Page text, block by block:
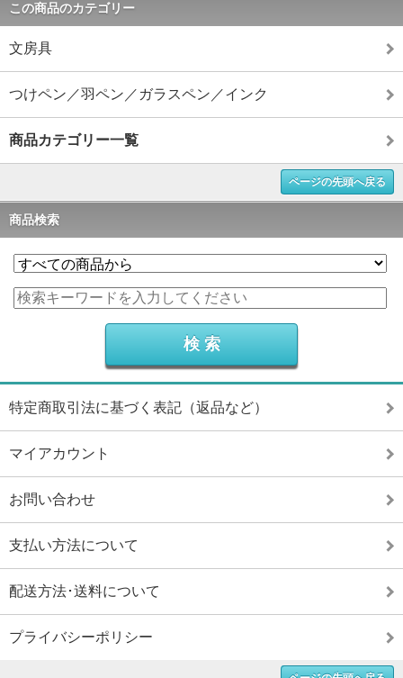
この商品のカテゴリー
文房具
つけペン／羽ペン／ガラスペン／インク
商品カテゴリー一覧
ページの先頭へ戻る
商品検索
特定商取引法に基づく表記（返品など）
マイアカウント
お問い合わせ
支払い方法について
配送方法･送料について
プライバシーポリシー